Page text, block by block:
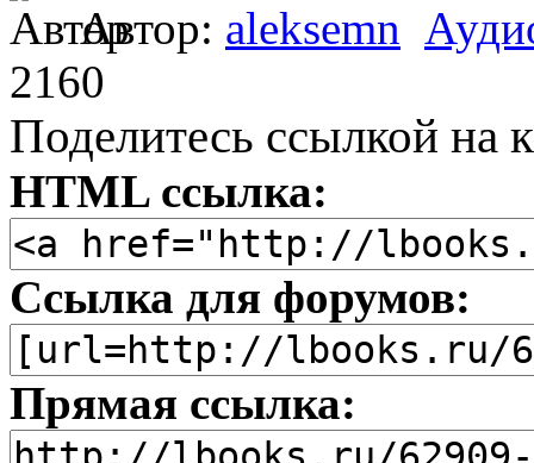
Автор: aleksemn
2160
Поделитесь ссылкой на
HTML ссылка:
Ссылка для форумов:
Прямая ссылка: